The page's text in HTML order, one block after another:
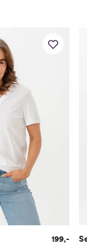
199,-